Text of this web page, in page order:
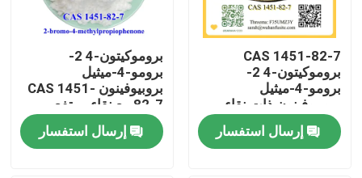
CAS 1451-82-7
بروموكيتون-4 2-
برومو-4-ميثيل
بروبيوفينون ذات نقاء
مرتفع
إرسال استفسار
بروموكيتون-4 2-
برومو-4-ميثيل
بروبيوفينون CAS 1451-
82-7 مع نقاء مرتفع
إرسال استفسار